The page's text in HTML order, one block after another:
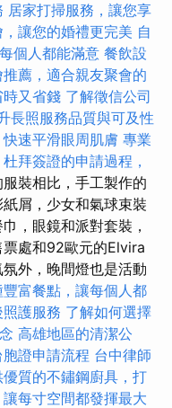
居家打掃服務，讓您享
讓您的婚禮更完美 自
個人都能滿意 餐飲設
薦，適合親友聚會的
又省錢 了解徵信公司
長照服務品質與可及性
速平滑眼周肌膚 專業
杜拜簽證的申請過程，
裝相比，手工製作的
屑，少女和氣球束裝
，眼鏡和派對套裝，
處和92歐元的Elvira
外，晚間燈也是活動
富餐點，讓每個人都
護服務 了解如何選擇
高雄地區的清潔公
證申請流程 台中律師
優質的不鏽鋼廚具，打
每寸空間都發揮最大